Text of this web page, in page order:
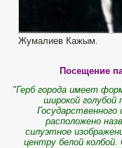
Жумалиев Кажым.
Посещение
"Герб города имеет
широкой
Государственного
расположено
силуэтное
центру белой